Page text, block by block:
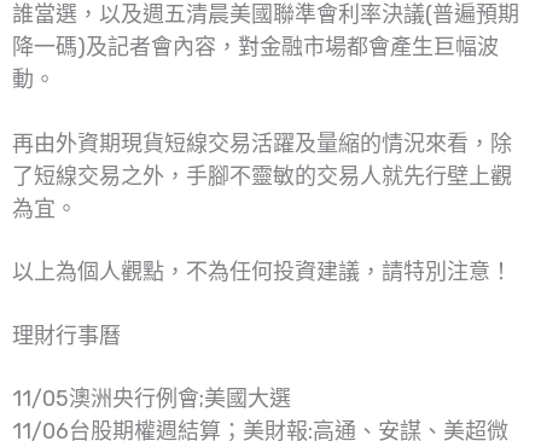
誰當選，以及週五清晨美國聯準會利率決議(普遍預期
降一碼)及記者會內容，對金融市場都會產生巨幅波
動。
再由外資期現貨短線交易活躍及量縮的情況來看，除
了短線交易之外，手腳不靈敏的交易人就先行壁上觀
為宜。
以上為個人觀點，不為任何投資建議，請特別注意！
理財行事曆
11/05澳洲央行例會;美國大選
11/06台股期權週結算；美財報:高通、安謀、美超微